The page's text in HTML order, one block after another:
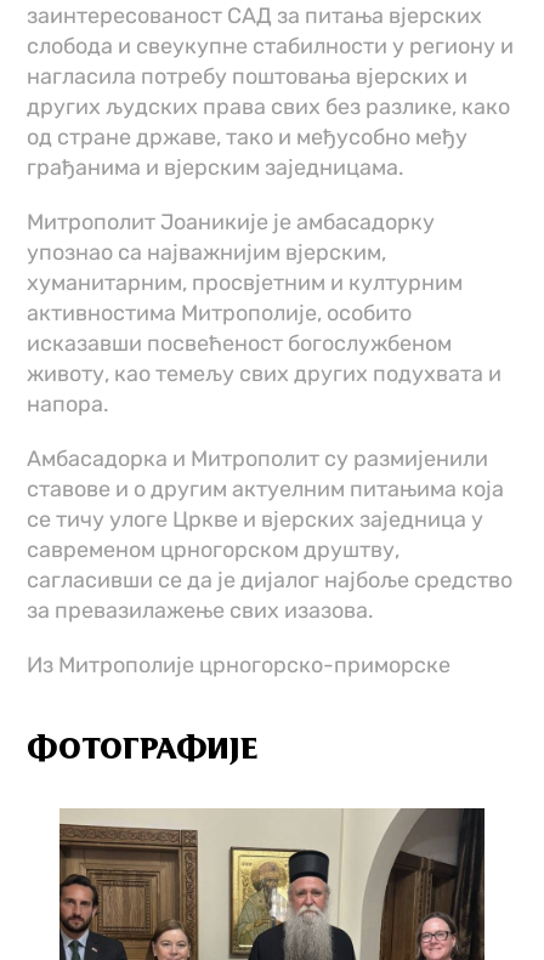
заинтересованост САД за питања вјерских
слобода и свеукупне стабилности у региону и
нагласила потребу поштовања вјерских и
других људских права свих без разлике, како
од стране државе, тако и међусобно међу
грађанима и вјерским заједницама.
Митрополит Јоаникије је амбасадорку
упознао са најважнијим вјерским,
хуманитарним, просвјетним и културним
активностима Митрополије, особито
исказавши посвећеност богослужбеном
животу, као темељу свих других подухвата и
напора.
Амбасадорка и Митрополит су размијенили
ставове и о другим актуелним питањима која
се тичу улоге Цркве и вјерских заједница у
савременом црногорском друштву,
сагласивши се да је дијалог најбоље средство
за превазилажење свих изазова.
Из Митрополије црногорско-приморске
ФОТОГРАФИЈЕ